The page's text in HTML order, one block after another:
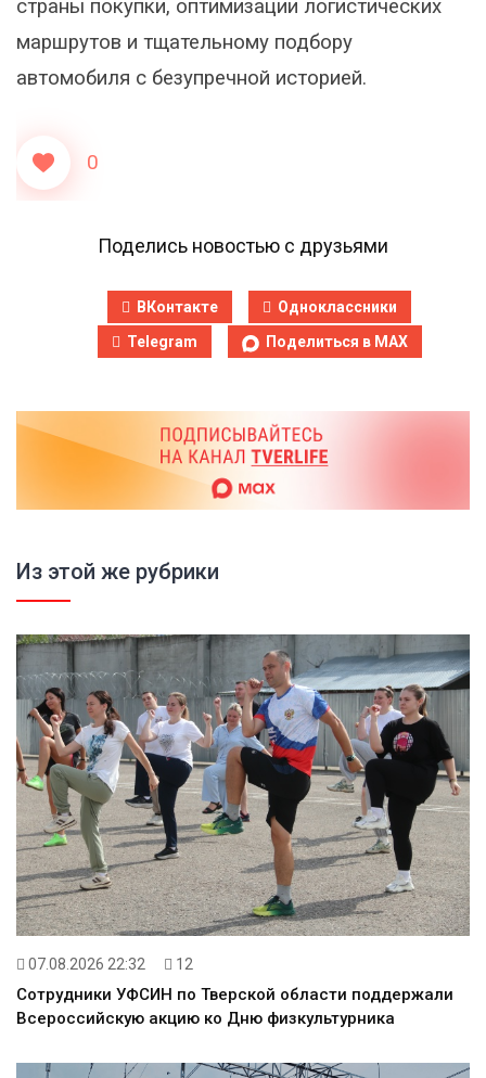
страны покупки, оптимизации логистических
маршрутов и тщательному подбору
автомобиля с безупречной историей.
0
Поделись новостью с друзьями
ВКонтакте
Одноклассники
Telegram
Поделиться в MAX
Из этой же рубрики
07.08.2026 22:32 12
Сотрудники УФСИН по Тверской области поддержали
Всероссийскую акцию ко Дню физкультурника